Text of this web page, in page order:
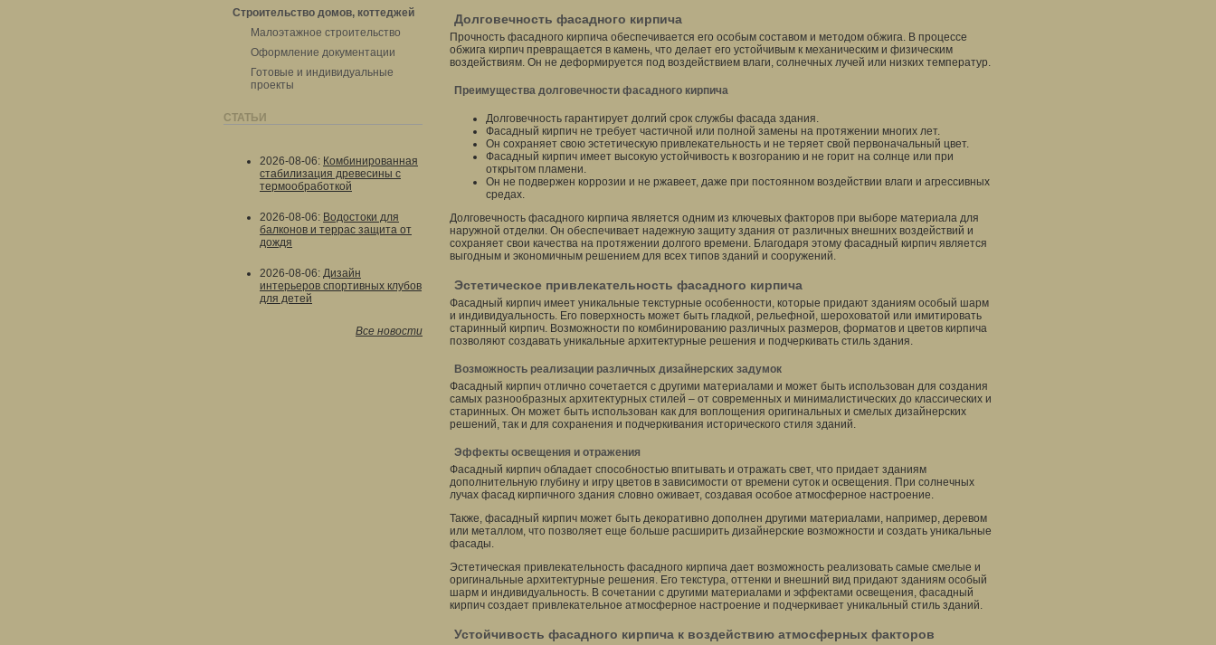
Строительство домов, коттеджей
Малоэтажное строительство
Оформление документации
Готовые и индивидуальные
проекты
СТАТЬИ
2026-08-06: Комбинированная
стабилизация древесины с
термообработкой
2026-08-06: Водостоки для
балконов и террас защита от
дождя
2026-08-06: Дизайн
интерьеров спортивных клубов
для детей
Все новости
Долговечность фасадного кирпича
Прочность фасадного кирпича обеспечивается его особым составом и методом обжига. В процессе
обжига кирпич превращается в камень, что делает его устойчивым к механическим и физическим
воздействиям. Он не деформируется под воздействием влаги, солнечных лучей или низких температур.
Преимущества долговечности фасадного кирпича
Долговечность гарантирует долгий срок службы фасада здания.
Фасадный кирпич не требует частичной или полной замены на протяжении многих лет.
Он сохраняет свою эстетическую привлекательность и не теряет свой первоначальный цвет.
Фасадный кирпич имеет высокую устойчивость к возгоранию и не горит на солнце или при
открытом пламени.
Он не подвержен коррозии и не ржавеет, даже при постоянном воздействии влаги и агрессивных
средах.
Долговечность фасадного кирпича является одним из ключевых факторов при выборе материала для
наружной отделки. Он обеспечивает надежную защиту здания от различных внешних воздействий и
сохраняет свои качества на протяжении долгого времени. Благодаря этому фасадный кирпич является
выгодным и экономичным решением для всех типов зданий и сооружений.
Эстетическое привлекательность фасадного кирпича
Фасадный кирпич имеет уникальные текстурные особенности, которые придают зданиям особый шарм
и индивидуальность. Его поверхность может быть гладкой, рельефной, шероховатой или имитировать
старинный кирпич. Возможности по комбинированию различных размеров, форматов и цветов кирпича
позволяют создавать уникальные архитектурные решения и подчеркивать стиль здания.
Возможность реализации различных дизайнерских задумок
Фасадный кирпич отлично сочетается с другими материалами и может быть использован для создания
самых разнообразных архитектурных стилей – от современных и минималистических до классических и
старинных. Он может быть использован как для воплощения оригинальных и смелых дизайнерских
решений, так и для сохранения и подчеркивания исторического стиля зданий.
Эффекты освещения и отражения
Фасадный кирпич обладает способностью впитывать и отражать свет, что придает зданиям
дополнительную глубину и игру цветов в зависимости от времени суток и освещения. При солнечных
лучах фасад кирпичного здания словно оживает, создавая особое атмосферное настроение.
Также, фасадный кирпич может быть декоративно дополнен другими материалами, например, деревом
или металлом, что позволяет еще больше расширить дизайнерские возможности и создать уникальные
фасады.
Эстетическая привлекательность фасадного кирпича дает возможность реализовать самые смелые и
оригинальные архитектурные решения. Его текстура, оттенки и внешний вид придают зданиям особый
шарм и индивидуальность. В сочетании с другими материалами и эффектами освещения, фасадный
кирпич создает привлекательное атмосферное настроение и подчеркивает уникальный стиль зданий.
Устойчивость фасадного кирпича к воздействию атмосферных факторов